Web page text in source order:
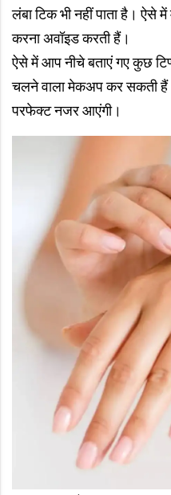
लंबा टिक भी नहीं पाता है। ऐसे
करना अवॉइड करती हैं।
ऐसे में आप नीचे बताएं गए कुछ
चलने वाला मेकअप कर सकती
परफेक्ट नजर आएंगी।